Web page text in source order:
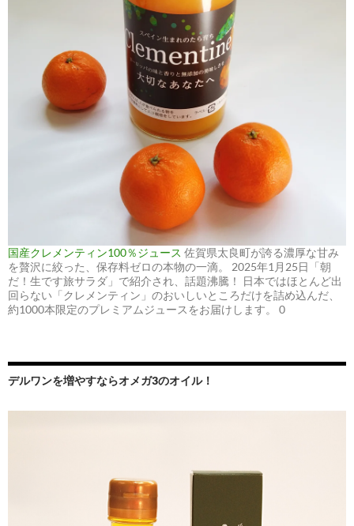
国産クレメンティン100％ジュース 佐賀県太良町が誇る濃厚な甘み
を贅沢に絞った、保存料ゼロの本物の一滴。 2025年1月25日「朝
だ！生です旅サラダ」で紹介され、話題沸騰！ 日本ではほとんど出
回らない「クレメンティン」のおいしいところだけを詰め込んだ、
約1000本限定のプレミアムジュースをお届けします。 0
デルワンを増やすならオメガ3のオイル！